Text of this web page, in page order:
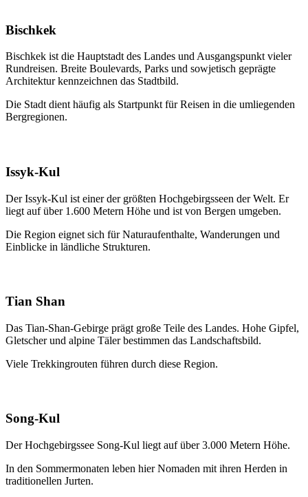
Bischkek
Bischkek ist die Hauptstadt des Landes und Ausgangspunkt vieler
Rundreisen. Breite Boulevards, Parks und sowjetisch geprägte
Architektur kennzeichnen das Stadtbild.
Die Stadt dient häufig als Startpunkt für Reisen in die umliegenden
Bergregionen.
Issyk-Kul
Der Issyk-Kul ist einer der größten Hochgebirgsseen der Welt. Er
liegt auf über 1.600 Metern Höhe und ist von Bergen umgeben.
Die Region eignet sich für Naturaufenthalte, Wanderungen und
Einblicke in ländliche Strukturen.
Tian Shan
Das Tian-Shan-Gebirge prägt große Teile des Landes. Hohe Gipfel,
Gletscher und alpine Täler bestimmen das Landschaftsbild.
Viele Trekkingrouten führen durch diese Region.
Song-Kul
Der Hochgebirgssee Song-Kul liegt auf über 3.000 Metern Höhe.
In den Sommermonaten leben hier Nomaden mit ihren Herden in
traditionellen Jurten.